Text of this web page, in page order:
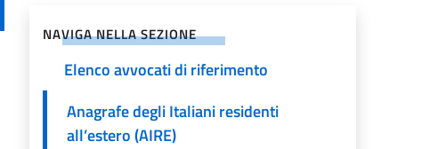
NAVIGA NELLA SEZIONE
Tariffe consolari
Elenco avvocati di riferimento
Anagrafe degli Italiani residenti
all’estero (AIRE)